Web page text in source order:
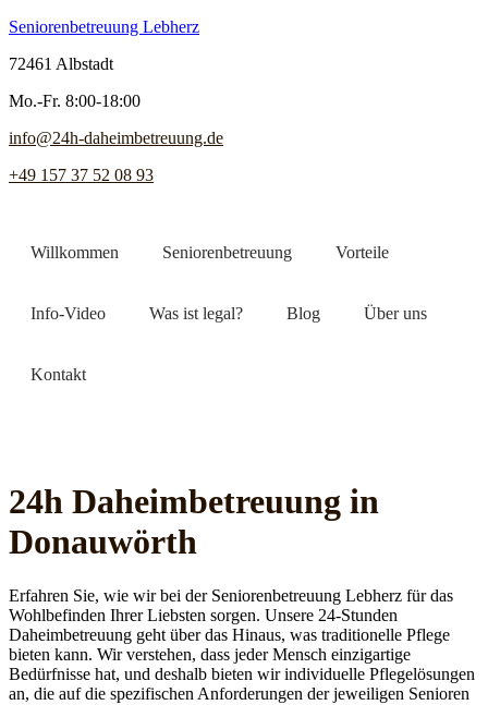
Seniorenbetreuung Lebherz
72461 Albstadt
Mo.-Fr. 8:00-18:00
info@24h-daheimbetreuung.de
+49 157 37 52 08 93
Willkommen Seniorenbetreuung Vorteile
Info-Video Was ist legal? Blog Über uns
Kontakt
24h Daheim­betreuung in
Donauwörth
Erfahren Sie, wie wir bei der Seniorenbetreuung Lebherz für das
Wohlbefinden Ihrer Liebsten sorgen. Unsere 24-Stunden
Daheimbetreuung geht über das Hinaus, was traditionelle Pflege
bieten kann. Wir verstehen, dass jeder Mensch einzigartige
Bedürfnisse hat, und deshalb bieten wir individuelle Pflegelösungen
an, die auf die spezifischen Anforderungen der jeweiligen Senioren